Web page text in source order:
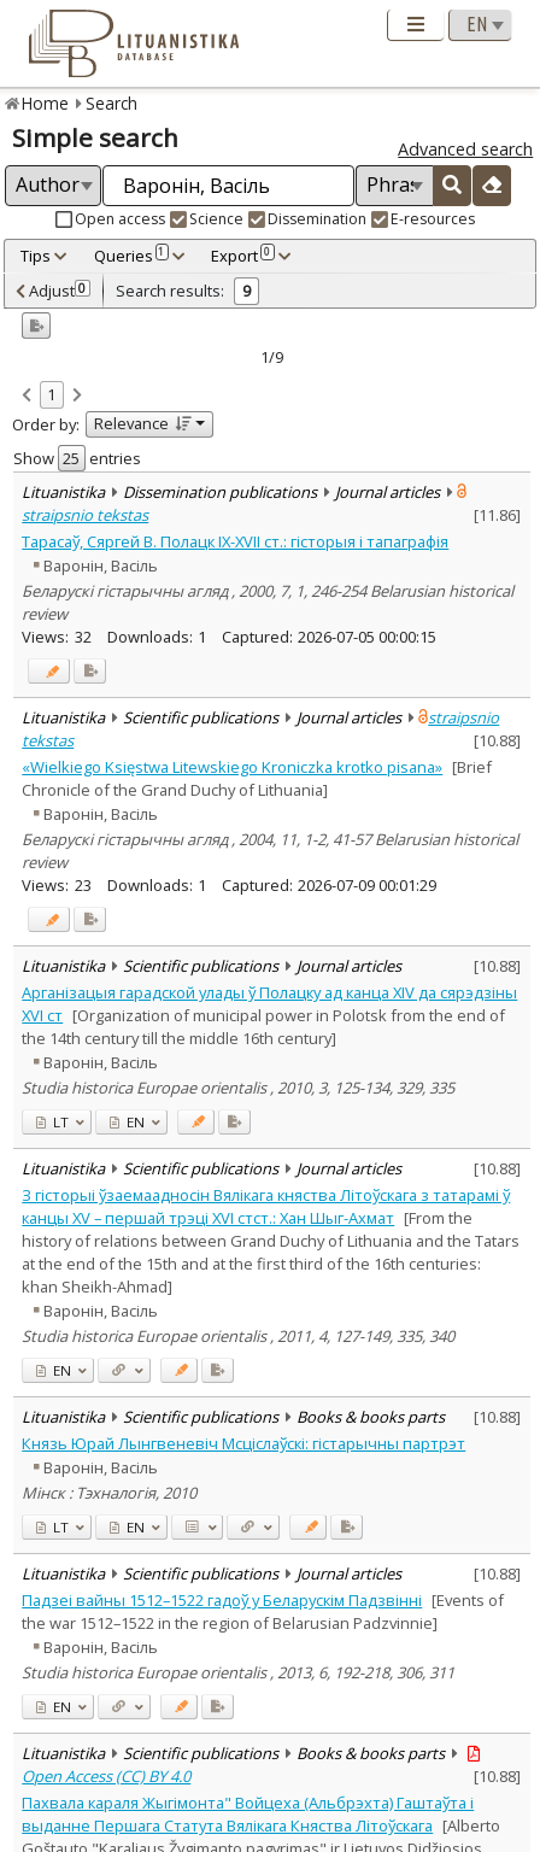
Home Search
Simple search Advanced search
Open access Science Dissemination E-resources
Tips Queries 1 Export 0
Adjusted by criteria 0
Year
Refine
Open access
Scientific publications 8
Dissemination publications
Document Type:
Books & books parts 2
Journal articles 7
Subject area:
History 9
Text language
Country of publication
Historical periods
Subject
Journal
Adjust 0 Search results: 9
1/9
1
Order by:
Relevance
Show
entries
Lituanistika
Dissemination publications
Journal articles
straipsnio tekstas
[11.86]
Тарасаў, Сяргей В. Полацк IX-XVII ст.: гісторыя і тапаграфія
Варонiн, Васiль
Беларускі гістарычны агляд , 2000, 7, 1, 246-254 Belarusian historical
review
Views: 32 Downloads: 1 Captured: 2026-07-05 00:00:15
Lituanistika Scientific publications Journal articles
straipsnio
tekstas
[10.88]
«Wielkiego Księstwa Litewskiego Kroniczka krotko pisana» [Brief
Chronicle of the Grand Duchy of Lithuania]
Варонiн, Васiль
Беларускі гістарычны агляд , 2004, 11, 1-2, 41-57 Belarusian historical
review
Views: 23 Downloads: 1 Captured: 2026-07-09 00:01:29
Lituanistika Scientific publications Journal articles [10.88]
Арганізацыя гарадской улады ў Полацку ад канца XIV да сярэдзіны
XVI ст [Organization of municipal power in Polotsk from the end of
the 14th century till the middle 16th century]
Варонiн, Васiль
Studia historica Europae orientalis , 2010, 3, 125-134, 329, 335
LT EN
Lituanistika Scientific publications Journal articles [10.88]
З гісторыі ўзаемаадносін Вялікага княства Літоўскага з татарамі ў
канцы XV – першай трэці XVI стст.: Хан Шыг-Ахмат [From the
history of relations between Grand Duchy of Lithuania and the Tatars
at the end of the 15th and at the first third of the 16th centuries:
khan Sheikh-Ahmad]
Варонiн, Васiль
Studia historica Europae orientalis , 2011, 4, 127-149, 335, 340
EN
Lituanistika Scientific publications Books & books parts [10.88]
Князь Юрай Лынгвеневіч Мсціслаўскі: гістарычны партрэт
Варонiн, Васiль
Мінск : Тэхналогія, 2010
LT EN
Lituanistika Scientific publications Journal articles [10.88]
Падзеі вайны 1512–1522 гадоў у Беларускім Падзвінні [Events of
the war 1512–1522 in the region of Belarusian Padzvinnie]
Варонiн, Васiль
Studia historica Europae orientalis , 2013, 6, 192-218, 306, 311
EN
Lituanistika Scientific publications
Books & books parts
Open Access (CC) BY 4.0
[10.88]
Пахвала караля Жыгiмонта" Войцеха (Альбрэхта) Гаштаўта i
выданне Першага Статута Вялiкага Княства Лiтоўскага [Alberto